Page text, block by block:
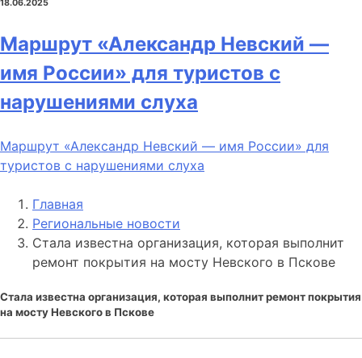
18.06.2025
Маршрут «Александр Невский —
имя России» для туристов с
нарушениями слуха
Маршрут «Александр Невский — имя России» для
туристов с нарушениями слуха
Главная
Региональные новости
Стала известна организация, которая выполнит
ремонт покрытия на мосту Невского в Пскове
Стала известна организация, которая выполнит ремонт покрытия
на мосту Невского в Пскове